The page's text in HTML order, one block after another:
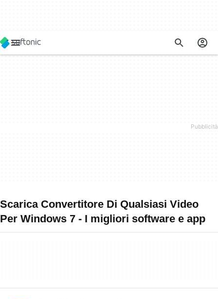
Scarica Convertitore Di Qualsiasi Video
Per Windows 7 - I migliori software e app